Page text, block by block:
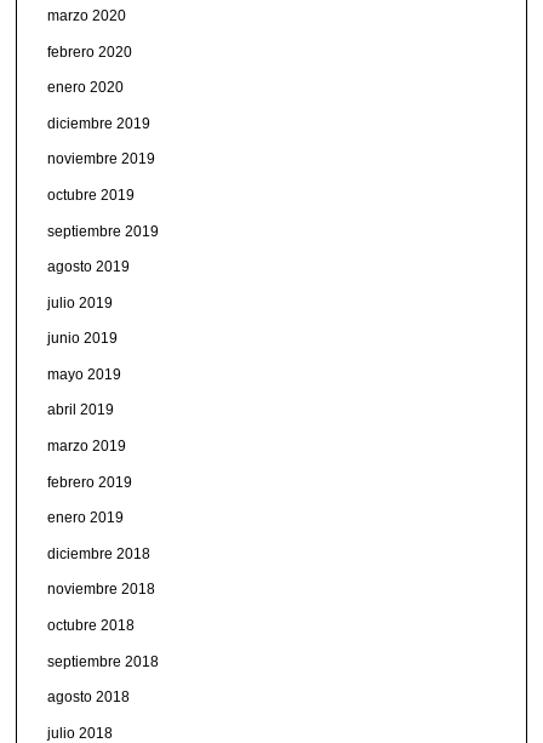
marzo 2020
febrero 2020
enero 2020
diciembre 2019
noviembre 2019
octubre 2019
septiembre 2019
agosto 2019
julio 2019
junio 2019
mayo 2019
abril 2019
marzo 2019
febrero 2019
enero 2019
diciembre 2018
noviembre 2018
octubre 2018
septiembre 2018
agosto 2018
julio 2018